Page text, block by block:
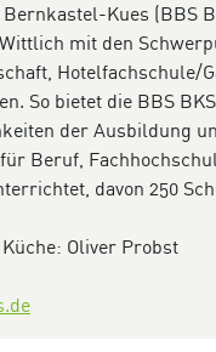
Kues (BBS
mit den
Hotelfachschule/­
So bietet die BBS
der Ausbildung
Beruf,
davon 250
Oliver Probst